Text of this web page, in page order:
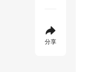
分享